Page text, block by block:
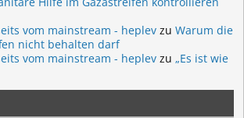
vom mainstream - heplev zu Warum die
nicht behalten darf
vom mainstream - heplev zu „Es ist wie